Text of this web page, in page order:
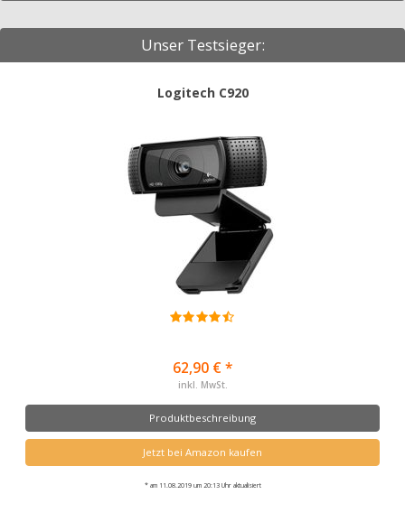
Unser Testsieger:
Logitech C920
62,90 € *
inkl. MwSt.
Produktbeschreibung
Jetzt bei Amazon kaufen
* am 11.08.2019 um 20:13 Uhr aktualisiert